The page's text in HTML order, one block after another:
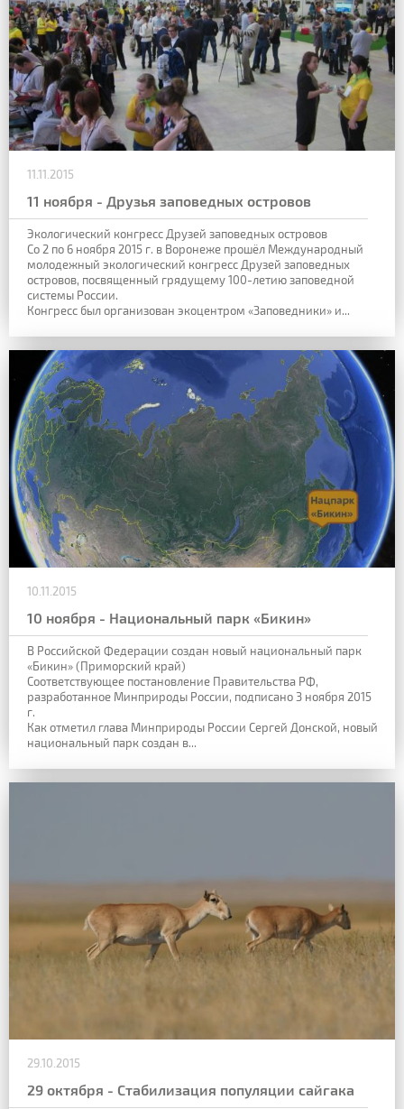
11.11.2015
11 ноября - Друзья заповедных островов
Экологический конгресс Друзей заповедных островов
Со 2 по 6 ноября 2015 г. в Воронеже прошёл Международный
молодежный экологический конгресс Друзей заповедных
островов, посвященный грядущему 100-летию заповедной
системы России.
Конгресс был организован экоцентром «Заповедники» и...
10.11.2015
10 ноября - Национальный парк «Бикин»
В Российской Федерации создан новый национальный парк
«Бикин» (Приморский край)
Соответствующее постановление Правительства РФ,
разработанное Минприроды России, подписано 3 ноября 2015
г.
Как отметил глава Минприроды России Сергей Донской, новый
национальный парк создан в...
29.10.2015
29 октября - Стабилизация популяции сайгака